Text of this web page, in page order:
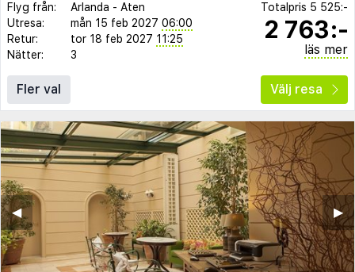
Flyg från: Arlanda - Aten
Utresa:
mån 15 feb 2027 06:00
Retur:
tor 18 feb 2027 11:25
Nätter:
3
Totalpris 5 525:-
2 763:-
läs mer
Fler val Välj resa
▶︎
◀︎